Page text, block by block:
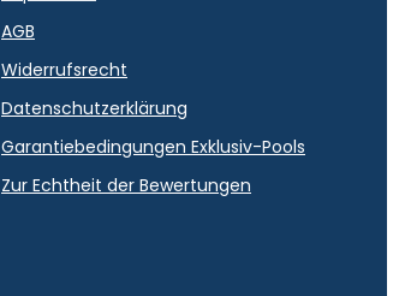
AGB
Widerrufsrecht
Datenschutzerklärung
Garantiebedingungen Exklusiv-Pools
Zur Echtheit der Bewertungen